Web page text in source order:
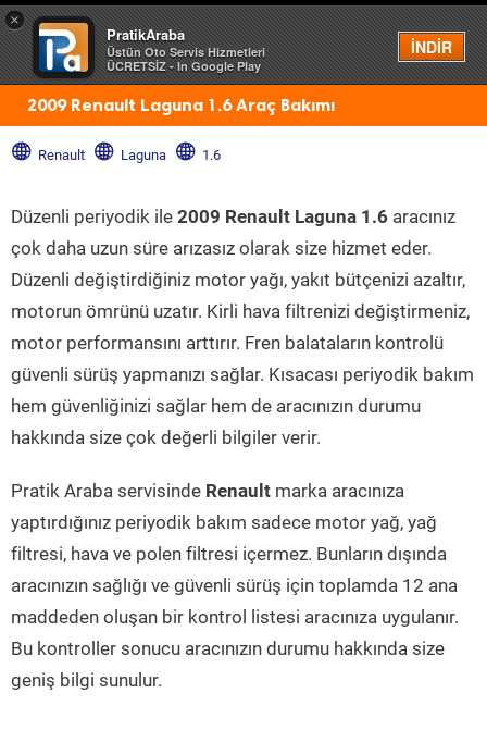
×
PratikAraba
Üstün Oto Servis Hizmetleri
ÜCRETSİZ - In Google Play
İNDİR
Menü
2009 Renault Laguna 1.6 Araç Bakımı
Renault Laguna 1.6
Düzenli periyodik ile 2009 Renault Laguna 1.6 aracınız
çok daha uzun süre arızasız olarak size hizmet eder.
Düzenli değiştirdiğiniz motor yağı, yakıt bütçenizi azaltır,
motorun ömrünü uzatır. Kirli hava filtrenizi değiştirmeniz,
motor performansını arttırır. Fren balataların kontrolü
güvenli sürüş yapmanızı sağlar. Kısacası periyodik bakım
hem güvenliğinizi sağlar hem de aracınızın durumu
hakkında size çok değerli bilgiler verir.
Pratik Araba servisinde Renault marka aracınıza
yaptırdığınız periyodik bakım sadece motor yağ, yağ
filtresi, hava ve polen filtresi içermez. Bunların dışında
aracınızın sağlığı ve güvenli sürüş için toplamda 12 ana
maddeden oluşan bir kontrol listesi aracınıza uygulanır.
Bu kontroller sonucu aracınızın durumu hakkında size
geniş bilgi sunulur.